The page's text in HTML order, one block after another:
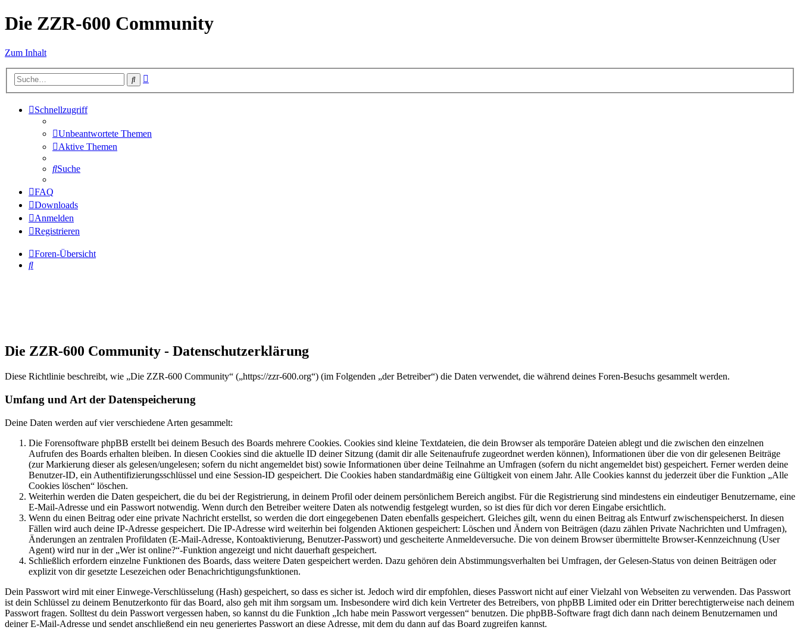
Die ZZR-600 Community
Zum Inhalt
Suche
Schnellzugriff
Unbeantwortete Themen
Aktive Themen
Suche
FAQ
Downloads
Anmelden
Registrieren
Foren-Übersicht
Suche
Die ZZR-600 Community - Datenschutzerklärung
Diese Richtlinie beschreibt, wie „Die ZZR-600 Community“ („https://zzr-600.org“) (im Folgenden „der Betreiber“) die Daten verwendet, die während deines Foren-Besuchs gesammelt werden.
Umfang und Art der Datenspeicherung
Deine Daten werden auf vier verschiedene Arten gesammelt:
Die Forensoftware phpBB erstellt bei deinem Besuch des Boards mehrere Cookies. Cookies sind kleine Textdateien, die dein Browser als temporäre Dateien ablegt und die zwischen den einzelnen
Aufrufen des Boards erhalten bleiben. In diesen Cookies sind die aktuelle ID deiner Sitzung (damit dir alle Seitenaufrufe zugeordnet werden können), Informationen über die von dir gelesenen Beiträge
(zur Markierung dieser als gelesen/ungelesen; sofern du nicht angemeldet bist) sowie Informationen über deine Teilnahme an Umfragen (sofern du nicht angemeldet bist) gespeichert. Ferner werden deine
Benutzer-ID, ein Authentifizierungsschlüssel und eine Session-ID gespeichert. Die Cookies haben standardmäßig eine Gültigkeit von einem Jahr. Alle Cookies kannst du jederzeit über die Funktion „Alle
Cookies löschen“ löschen.
Weiterhin werden die Daten gespeichert, die du bei der Registrierung, in deinem Profil oder deinem persönlichem Bereich angibst. Für die Registrierung sind mindestens ein eindeutiger Benutzername, eine
E-Mail-Adresse und ein Passwort notwendig. Wenn durch den Betreiber weitere Daten als notwendig festgelegt wurden, so ist dies für dich vor deren Eingabe ersichtlich.
Wenn du einen Beitrag oder eine private Nachricht erstellst, so werden die dort eingegebenen Daten ebenfalls gespeichert. Gleiches gilt, wenn du einen Beitrag als Entwurf zwischenspeicherst. In diesen
Fällen wird auch deine IP-Adresse gespeichert. Die IP-Adresse wird weiterhin bei folgenden Aktionen gespeichert: Löschen und Ändern von Beiträgen (dazu zählen Private Nachrichten und Umfragen),
Änderungen an zentralen Profildaten (E-Mail-Adresse, Kontoaktivierung, Benutzer-Passwort) und gescheiterte Anmeldeversuche. Die von deinem Browser übermittelte Browser-Kennzeichnung (User
Agent) wird nur in der „Wer ist online?“-Funktion angezeigt und nicht dauerhaft gespeichert.
Schließlich erfordern einzelne Funktionen des Boards, dass weitere Daten gespeichert werden. Dazu gehören dein Abstimmungsverhalten bei Umfragen, der Gelesen-Status von deinen Beiträgen oder
explizit von dir gesetzte Lesezeichen oder Benachrichtigungsfunktionen.
Dein Passwort wird mit einer Einwege-Verschlüsselung (Hash) gespeichert, so dass es sicher ist. Jedoch wird dir empfohlen, dieses Passwort nicht auf einer Vielzahl von Webseiten zu verwenden. Das Passwort
ist dein Schlüssel zu deinem Benutzerkonto für das Board, also geh mit ihm sorgsam um. Insbesondere wird dich kein Vertreter des Betreibers, von phpBB Limited oder ein Dritter berechtigterweise nach deinem
Passwort fragen. Solltest du dein Passwort vergessen haben, so kannst du die Funktion „Ich habe mein Passwort vergessen“ benutzen. Die phpBB-Software fragt dich dann nach deinem Benutzernamen und
deiner E-Mail-Adresse und sendet anschließend ein neu generiertes Passwort an diese Adresse, mit dem du dann auf das Board zugreifen kannst.